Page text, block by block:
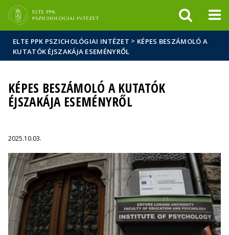
sajtóban
ELTE PPK PSZICHOLÓGIAI INTÉZET > KÉPES BESZÁMOLÓ A
KUTATÓK ÉJSZAKÁJA ESEMÉNYRŐL
KÉPES BESZÁMOLÓ A KUTATÓK
ÉJSZAKÁJA ESEMÉNYRŐL
2025.10.03.